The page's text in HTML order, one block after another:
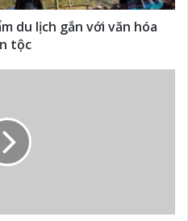
du lịch gắn với văn hóa
tộc